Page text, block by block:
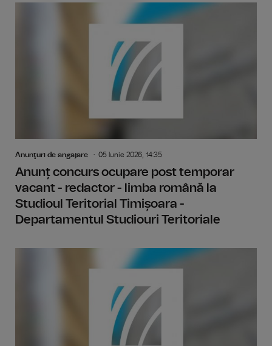
Anunţuri de angajare 05 Iunie 2026, 14:35
Anunț concurs ocupare post temporar
vacant - redactor - limba română la
Studioul Teritorial Timișoara -
Departamentul Studiouri Teritoriale